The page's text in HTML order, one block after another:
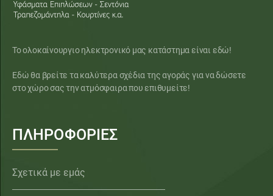
Το ολοκαίνουργιο ηλεκτρονικό μας κατάστημα είναι εδώ!
Εδώ θα βρείτε τα καλύτερα σχέδια της αγοράς για να δώσετε
στο χώρο σας την ατμόσφαιρα που επιθυμείτε!
ΠΛΗΡΟΦΟΡΙΕΣ
Σχετικά με εμάς